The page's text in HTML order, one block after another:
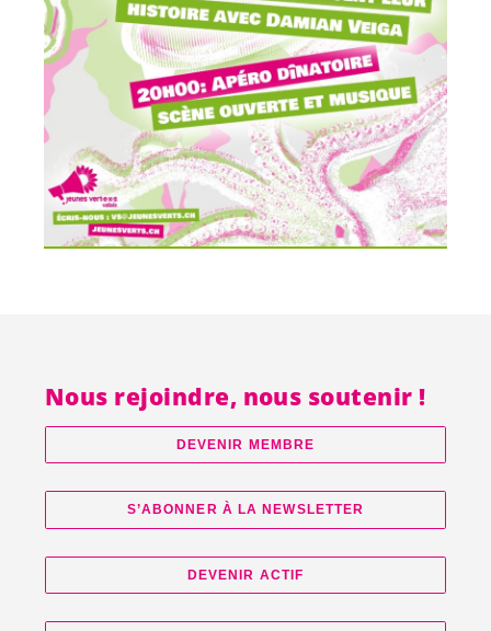
Nous rejoindre, nous soutenir !
DEVENIR MEMBRE
S’ABONNER À LA NEWSLETTER
DEVENIR ACTIF